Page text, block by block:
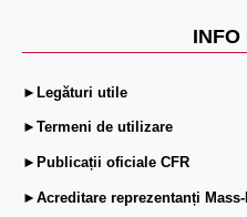
INFO
►Legături utile
►Termeni de utilizare
►Publicații oficiale CFR
►Acreditare reprezentanți